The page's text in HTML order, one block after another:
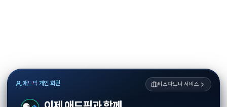
애드픽 개인 회원 비즈파트너 서비스